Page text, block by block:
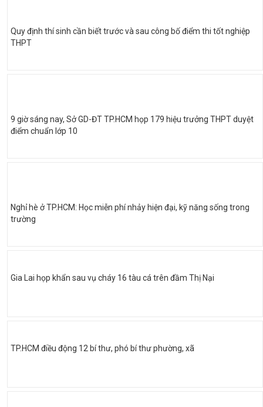
Quy định thí sinh cần biết trước và sau công bố điểm thi tốt nghiệp
THPT
9 giờ sáng nay, Sở GD-ĐT TP.HCM họp 179 hiệu trưởng THPT duyệt
điểm chuẩn lớp 10
Nghỉ hè ở TP.HCM: Học miễn phí nhảy hiện đại, kỹ năng sống trong
trường
Gia Lai họp khẩn sau vụ cháy 16 tàu cá trên đầm Thị Nại
TP.HCM điều động 12 bí thư, phó bí thư phường, xã